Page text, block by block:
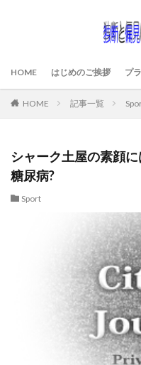
HOME はじめのご挨拶 プ
HOME 記事一覧
シャーク土屋の素顔
糖尿病?
Sport